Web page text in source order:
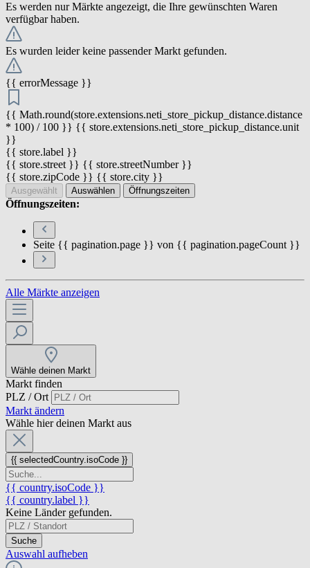
Es werden nur Märkte angezeigt, die Ihre gewünschten Waren
verfügbar haben.
Es wurden leider keine passender Markt gefunden.
{{ errorMessage }}
{{ Math.round(store.extensions.neti_store_pickup_distance.distance
* 100) / 100 }} {{ store.extensions.neti_store_pickup_distance.unit
}}
{{ store.label }}
{{ store.street }} {{ store.streetNumber }}
{{ store.zipCode }} {{ store.city }}
Ausgewählt Auswählen Öffnungszeiten
Öffnungszeiten:
Seite {{ pagination.page }} von {{ pagination.pageCount }}
Alle Märkte anzeigen
Wähle deinen Markt
Markt finden
PLZ / Ort
Markt ändern
Wähle hier deinen Markt aus
{{ selectedCountry.isoCode }}
{{ country.isoCode }}
{{ country.label }}
Keine Länder gefunden.
Suche
Auswahl aufheben